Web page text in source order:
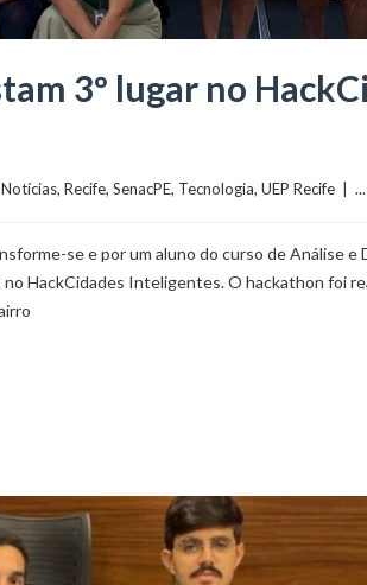
3º lugar no
Notícias, Recife, SenacPE, Tecnologia, UEP Recife
|
se e por um aluno do curso de Análise e
no HackCidades Inteligentes. O hackathon foi